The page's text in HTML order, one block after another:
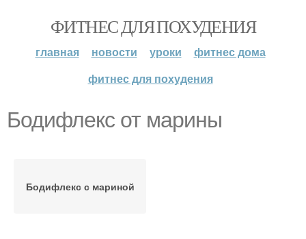
ФИТНЕС ДЛЯ ПОХУДЕНИЯ
главная новости уроки
фитнес дома
фитнес для похудения
Бодифлекс от марины
Бодифлекс с мариной